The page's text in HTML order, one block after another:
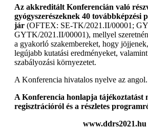
Az akkreditált Konferencián való
gyógyszerészeknek 40 továbbképzési
jár (OFTEX: SE-TK/2021.II/00001;
GYTK/2021.II/00001), mellyel
a gyakorló szakembereket, hogy
legújabb kutatási eredményeket,
szabályozási környezetet.
A Konferencia hivatalos nyelve az angol.
A Konferencia honlapja tájékoztatást
regisztrációról és a részletes
www.ddrs2021.hu